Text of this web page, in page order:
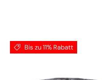
Bis zu 11% Rabatt